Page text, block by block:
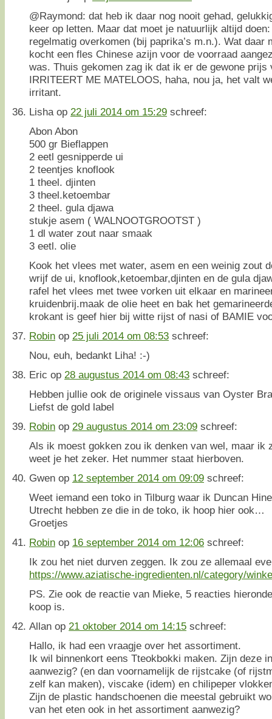
@Raymond: dat heb ik daar nog nooit gehad,
keer op letten. Maar dat moet je natuurlijk altijd
regelmatig overkomen (bij paprika’s m.n.). Wat daar
kocht een fles Chinese azijn voor de voorraad
was. Thuis gekomen zag ik dat ik er de gewone prijs
IRRITEERT ME MATELOOS, haha, nou ja, het valt
irritant.
Lisha op 22 juli 2014 om 15:29 schreef:
Abon Abon
500 gr Bieflappen
2 eetl gesnipperde ui
2 teentjes knoflook
1 theel. djinten
3 theel.ketoembar
2 theel. gula djawa
stukje asem ( WALNOOTGROOTST )
1 dl water zout naar smaak
3 eetl. olie
Kook het vlees met water, asem en een weinig zout
wrijf de ui, knoflook,ketoembar,djinten en de gula
rafel het vlees met twee vorken uit elkaar en
kruidenbrij.maak de olie heet en bak het
krokant is geef hier bij witte rijst of nasi of BAMIE
Robin op 25 juli 2014 om 08:53 schreef:
Nou, euh, bedankt Liha! :-)
Eric op 28 augustus 2014 om 08:43 schreef:
Hebben jullie ook de originele vissaus van Oyster
Liefst de gold label
Robin op 29 augustus 2014 om 23:09 schreef:
Als ik moest gokken zou ik denken van wel, maar ik
weet je het zeker. Het nummer staat hierboven.
Gwen op 12 september 2014 om 09:09 schreef:
Weet iemand een toko in Tilburg waar ik Duncan
Utrecht hebben ze die in de toko, ik hoop hier ook…
Groetjes
Robin op 16 september 2014 om 12:06 schreef:
Ik zou het niet durven zeggen. Ik zou ze allemaal
https://www.aziatische-ingredienten.nl/category/
PS. Zie ook de reactie van Mieke, 5 reacties
koop is.
Allan op 21 oktober 2014 om 14:15 schreef:
Hallo, ik had een vraagje over het assortiment.
Ik wil binnenkort eens Tteokbokki maken. Zijn deze
aanwezig? (en dan voornamelijk de rijstcake (of
zelf kan maken), viscake (idem) en chilipeper
Zijn de plastic handschoenen die meestal gebruikt
van het eten ook in het assortiment aanwezig?